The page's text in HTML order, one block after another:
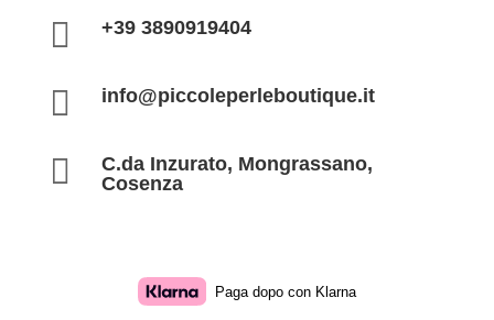
 +39 3890919404
 info@piccoleperleboutique.it

C.da Inzurato, Mongrassano,
Cosenza
Paga dopo con Klarna